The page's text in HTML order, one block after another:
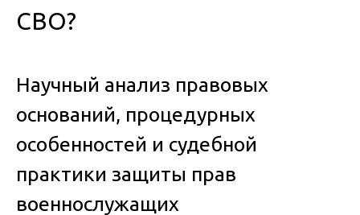
СВО?
Научный анализ правовых
оснований, процедурных
особенностей и судебной
практики защиты прав
военнослужащих